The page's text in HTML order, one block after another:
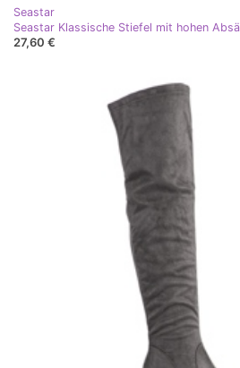
Seastar
Seastar Klassische Stiefel mit hohen
27,60 €